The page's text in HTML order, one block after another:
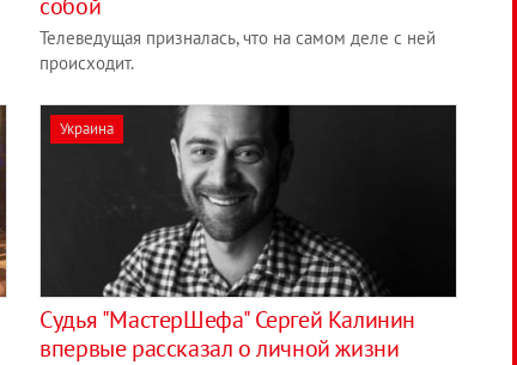
Телеведущая призналась, что на самом деле с ней
происходит.
Украина
Cудья "МастерШефа" Сергей Калинин
впервые рассказал о личной жизни